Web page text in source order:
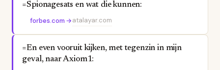
=Spionagesats en wat die kunnen:
forbes.com →atalayar.com
=En even vooruit kijken, met tegenzin in mijn
geval, naar Axiom1: